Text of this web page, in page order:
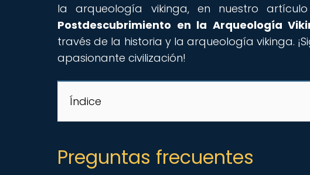
la arqueología vikinga, en nuestro
Postdescubrimiento en la Arqueología
través de la historia y la arqueología vikinga.
apasionante civilización!
Índice
Preguntas frecuentes